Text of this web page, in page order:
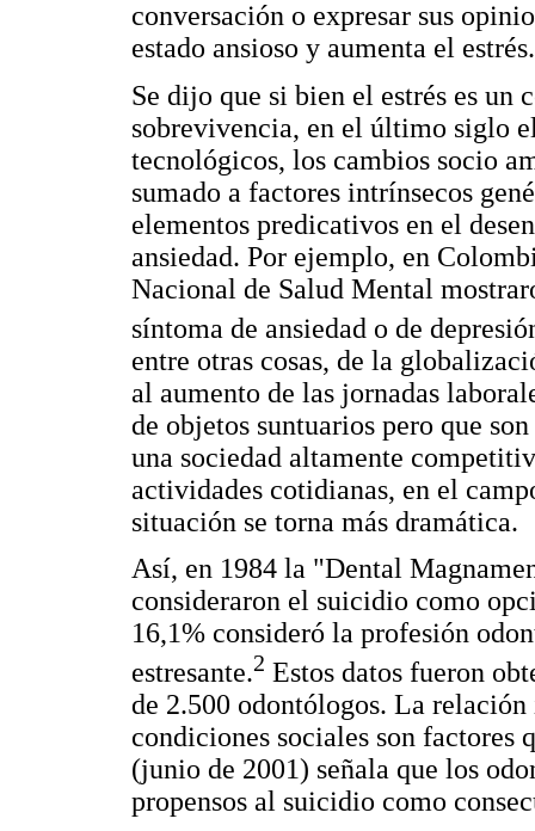
conversación o expresar sus
estado ansioso y aumenta el estrés.
Se dijo que si bien el estrés es un
sobrevivencia, en el último siglo
tecnológicos, los cambios socio
sumado a factores intrínsecos
elementos predicativos en el
ansiedad. Por ejemplo, en
Nacional de Salud Mental
síntoma de ansiedad o de
entre otras cosas, de la
al aumento de las jornadas
de objetos suntuarios pero que
una sociedad altamente
actividades cotidianas, en el
situación se torna más dramática.
Así, en 1984 la "Dental
consideraron el suicidio como
16,1% consideró la profesión
estresante.2 Estos datos fueron
de 2.500 odontólogos. La
condiciones sociales son
(junio de 2001) señala que los
propensos al suicidio como